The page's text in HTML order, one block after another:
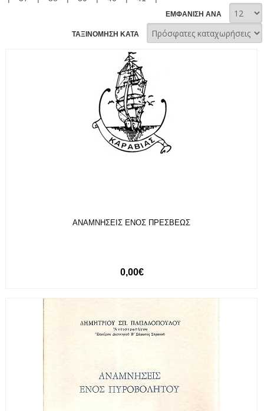
ΕΜΦΑΝΙΣΗ ΑΝΑ
ΤΑΞΙΝΟΜΗΣΗ ΚΑΤΑ
ΑΝΑΜΝΗΣΕΙΣ ΕΝΟΣ ΠΡΕΣΒΕΩΣ
0,00€